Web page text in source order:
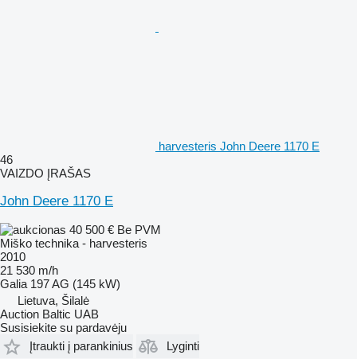
harvesteris John Deere 1170 E
46
VAIZDO ĮRAŠAS
John Deere 1170 E
40 500 € Be PVM
Miško technika - harvesteris
2010
21 530 m/h
Galia 197 AG (145 kW)
Lietuva, Šilalė
Auction Baltic UAB
Susisiekite su pardavėju
Įtraukti į parankinius
Lyginti